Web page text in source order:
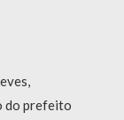
do prefeito